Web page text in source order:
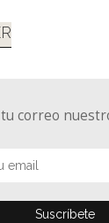
tu correo